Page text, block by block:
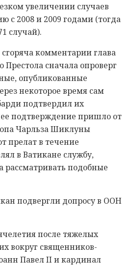
увеличении случаев
с 2008 и 2009 годами (тогда
случай).
комментарии глава
Престола сначала опроверг
опубликованные
некоторое время сам
подтвердил их
подтверждение пришло от
Чарльза Шиклуны
прелат в течение
в Ватикане службу,
рассматривать подобные
подвергли допросу в ООН
после тяжелых
вокруг священников-
Павел II и кардинал